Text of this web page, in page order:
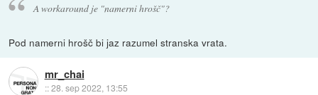
A workaround je "namerni hrošč"?
Pod namerni hrošč bi jaz razumel stranska vrata.
mr_chai
::28. sep 2022, 13:55